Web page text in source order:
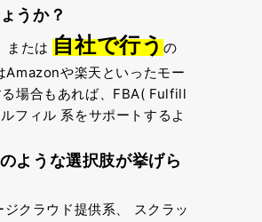
うか？
または 自社で行うの
Amazonや楽天といったモー
場合もあれば、FBA( Fulfill
フィル 系をサポートするよ
ような選択肢が挙げら
クラウド提供系、 スクラッ